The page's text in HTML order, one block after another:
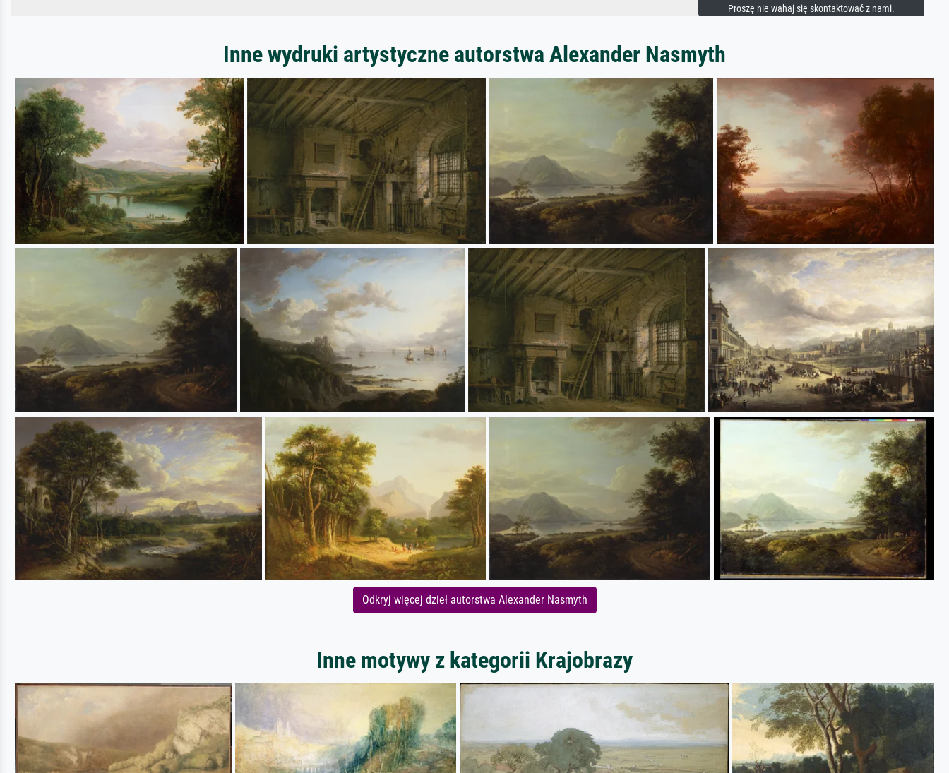
Proszę nie wahaj się skontaktować z nami.
Inne wydruki artystyczne autorstwa Alexander Nasmyth
Odkryj więcej dzieł autorstwa Alexander Nasmyth
Inne motywy z kategorii Krajobrazy